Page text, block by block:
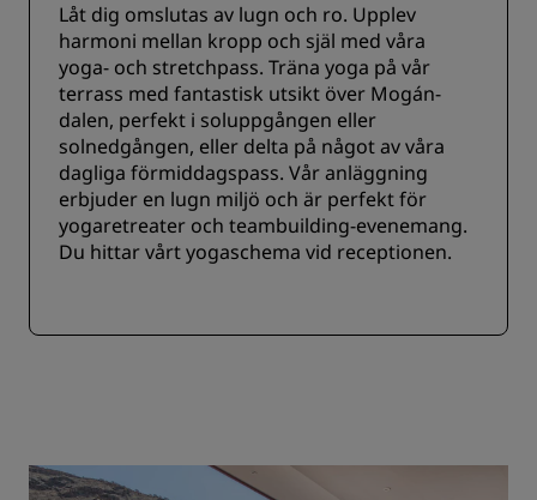
Låt dig omslutas av lugn och ro. Upplev
harmoni mellan kropp och själ med våra
yoga- och stretchpass. Träna yoga på vår
terrass med fantastisk utsikt över Mogán-
dalen, perfekt i soluppgången eller
solnedgången, eller delta på något av våra
dagliga förmiddagspass. Vår anläggning
erbjuder en lugn miljö och är perfekt för
yogaretreater och teambuilding-evenemang.
Du hittar vårt yogaschema vid receptionen.